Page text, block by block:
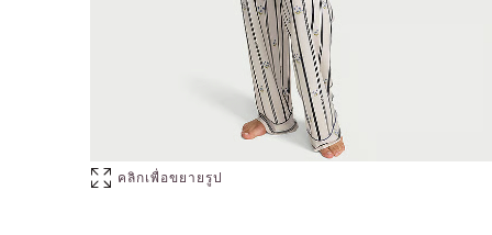
คลิกเพื่อขยายรูป